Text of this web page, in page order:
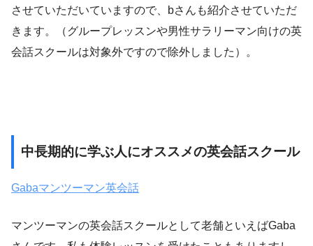
させていただいていますので、bさんも紹介させていただ
きます。（グループレッスンや男性サラリーマン向けの英
会話スクールは対象外ですので除外しました）。
中長期的に学ぶ人にオススメの英会話スクール
Gabaマンツーマン英会話
マンツーマンの英会話スクールとして老舗といえばGaba